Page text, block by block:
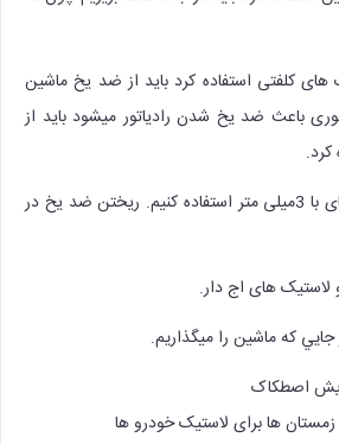
های کلفتی استفاده کرد باید از ضد یخ ماشین
باعث ضد یخ شدن رادیاتور میشود باید از
: باید از لاستیک های با 3میلی متر استفاده کنیم. ریختن ضد یخ در
لاستیک های اج دار.
كه ماشين را ميگذاريم.
اصطکاک